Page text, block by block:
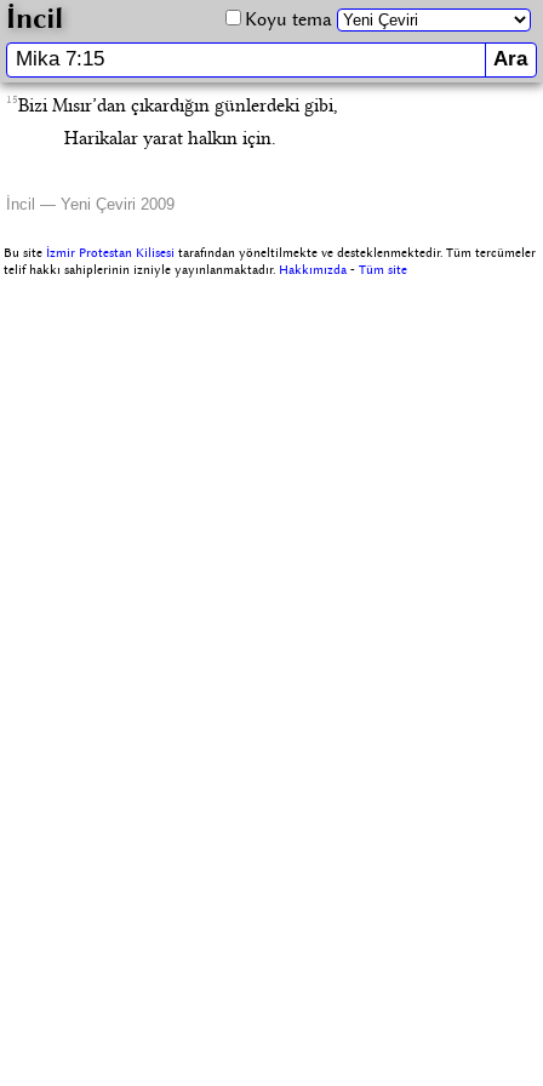
İncil Koyu tema
15Bizi Mısır’dan çıkardığın günlerdeki gibi,
Harikalar yarat halkın için.
İncil — Yeni Çeviri 2009
Bu site İzmir Protestan Kilisesi tarafından yöneltilmekte ve desteklenmektedir. Tüm tercümeler
telif hakkı sahiplerinin izniyle yayınlanmaktadır. Hakkımızda -Tüm site